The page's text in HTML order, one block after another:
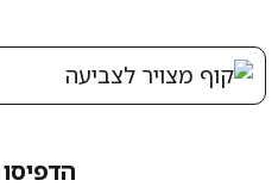
הדפיסו חינם